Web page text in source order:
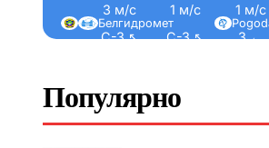
3 м/с
С-З ↖
1 м/с
С-З ↖
1 м/с
З ←
Белгидромет
Популярно